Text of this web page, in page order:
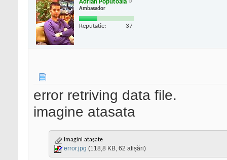
Adrian Poputoaia
Ambasador
Reputatie: 37
error retriving data file.
imagine atasata
Imagini atașate
error.jpg (118,8 KB, 62 afișări)